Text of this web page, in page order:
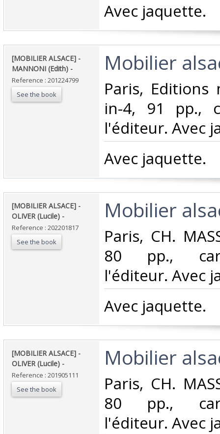
‎Avec jaquette.‎
‎[MOBILIER ALSACE] -
MANNONI (Edith) - ‎
Reference : 201224799
See the book
‎Mobilier
‎Paris, Editions
in-4, 91 pp.,
l'éditeur. Avec
‎Avec jaquette.‎
‎[MOBILIER ALSACE] -
OLIVER (Lucile) - ‎
Reference : 202201817
See the book
‎Mobilier
‎Paris, CH.
80 pp.,
l'éditeur. Avec
‎Avec jaquette.‎
‎[MOBILIER ALSACE] -
OLIVER (Lucile) - ‎
Reference : 201905111
See the book
‎Mobilier
‎Paris, CH.
80 pp.,
l'éditeur. Avec